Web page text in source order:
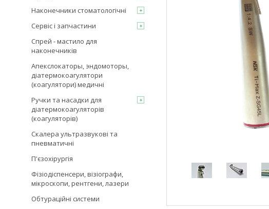
Наконечники стоматологічні
Сервіс і запчастини
Спрей - мастило для
наконечників
Апекслокаторы, эндомоторы,
діатермокоагулятори
(коагулятори) медичні
Ручки та насадки для
діатермокоагуляторів
(коагуляторів)
Скалера ультразвукові та
пневматичні
П'єзохірургія
Фізіодіспенсери, візіографи,
мікроскопи, рентгени, лазери
Обтураційні системи